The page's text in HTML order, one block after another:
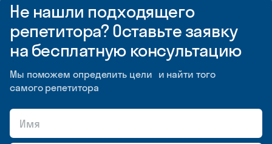
Не нашли подходящего
репетитора? Оставьте заявку
на бесплатную консультацию
Мы поможем определить цели и найти того
самого репетитора